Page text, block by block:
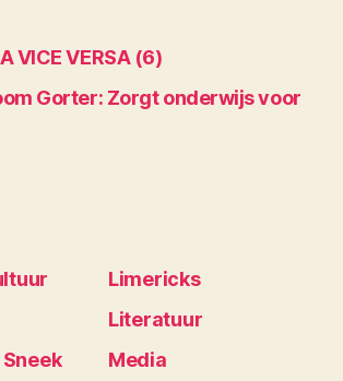
VICE VERSA (6)
Gorter: Zorgt onderwijs voor
Limericks
Literatuur
Media